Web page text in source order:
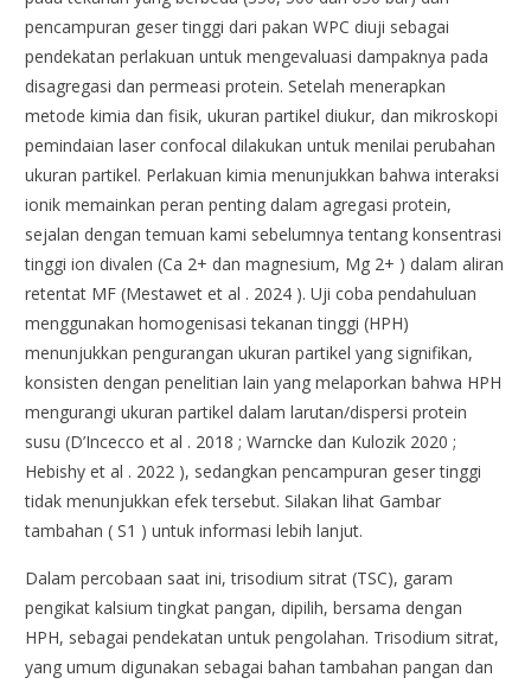
pencampuran geser tinggi dari pakan WPC diuji sebagai
pendekatan perlakuan untuk mengevaluasi dampaknya pada
disagregasi dan permeasi protein. Setelah menerapkan
metode kimia dan fisik, ukuran partikel diukur, dan mikroskopi
pemindaian laser confocal dilakukan untuk menilai perubahan
ukuran partikel. Perlakuan kimia menunjukkan bahwa interaksi
ionik memainkan peran penting dalam agregasi protein,
sejalan dengan temuan kami sebelumnya tentang konsentrasi
tinggi ion divalen (Ca 2+ dan magnesium, Mg 2+ ) dalam aliran
retentat MF (Mestawet et al . 2024 ). Uji coba pendahuluan
menggunakan homogenisasi tekanan tinggi (HPH)
menunjukkan pengurangan ukuran partikel yang signifikan,
konsisten dengan penelitian lain yang melaporkan bahwa HPH
mengurangi ukuran partikel dalam larutan/dispersi protein
susu (D’Incecco et al . 2018 ; Warncke dan Kulozik 2020 ;
Hebishy et al . 2022 ), sedangkan pencampuran geser tinggi
tidak menunjukkan efek tersebut. Silakan lihat Gambar
tambahan ( S1 ) untuk informasi lebih lanjut.
Dalam percobaan saat ini, trisodium sitrat (TSC), garam
pengikat kalsium tingkat pangan, dipilih, bersama dengan
HPH, sebagai pendekatan untuk pengolahan. Trisodium sitrat,
yang umum digunakan sebagai bahan tambahan pangan dan